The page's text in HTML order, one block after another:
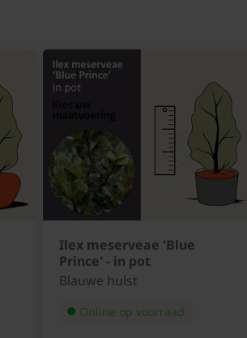
Ilex meserveae 'Blue
Prince' - in pot
Blauwe hulst
Online op voorraad